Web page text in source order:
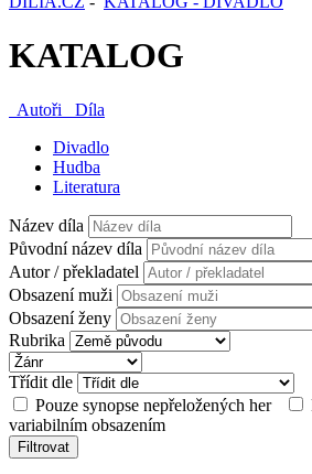
KATALOG
Autoři
Díla
Divadlo
Hudba
Literatura
Název díla
Původní název díla
Autor / překladatel
Obsazení muži
Obsazení ženy
Rubrika
Třídit dle
Pouze synopse nepřeložených her
variabilním obsazením
Filtrovat